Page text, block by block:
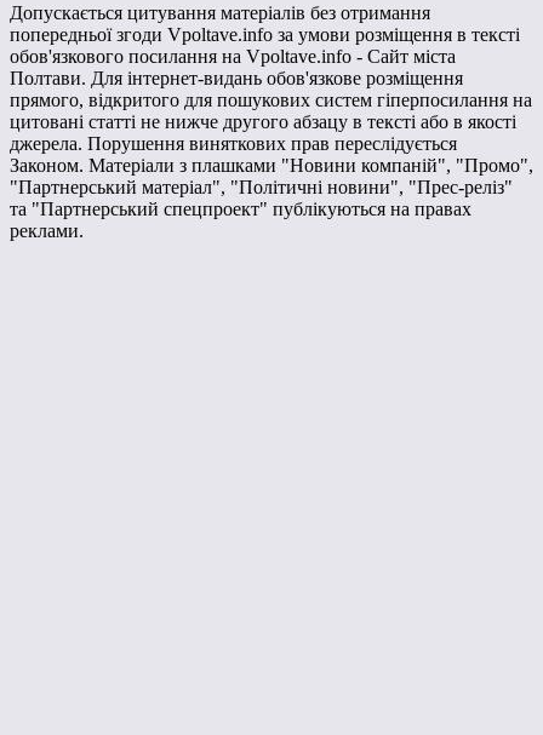
Допускається цитування матеріалів без отримання
попередньої згоди Vpoltave.info за умови розміщення в тексті
обов'язкового посилання на Vpoltave.info - Сайт міста
Полтави. Для інтернет-видань обов'язкове розміщення
прямого, відкритого для пошукових систем гіперпосилання на
цитовані статті не нижче другого абзацу в тексті або в якості
джерела. Порушення виняткових прав переслідується
Законом. Матеріали з плашками "Новини компаній", "Промо",
"Партнерський матеріал", "Політичні новини", "Прес-реліз"
та "Партнерський спецпроект" публікуються на правах
реклами.